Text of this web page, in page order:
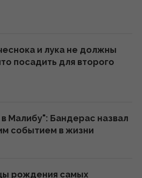
есть не у всех: что они
2026
становится
задачей, –
2026
в Федерации футбола
и лука не должны
посадить для второго
Малибу": Бандерас назвал
событием в жизни
рождения самых